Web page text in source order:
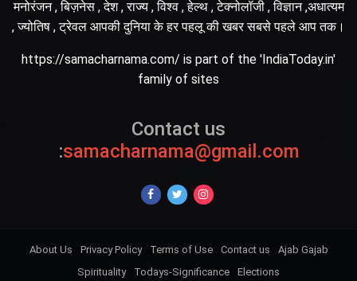
मनोरंजन , बिज़नेस , देश , राज्य , विश्व , हेल्थ , टेक्नोलॉजी , विज्ञान ,अधात्यम
, ज्योतिष , ट्रेवल आपकी दुनिया के हर पहलू की खबर सबसे पहले आप तक।
https://samacharnama.com/ is part of the 'IndiaToday.in'
family of sites
Contact us
:samacharnama@gmail.com
About Us Privacy Policy Terms of Use Contact us
Ajab Gajab
Spirituality
Todays-Significance Elections